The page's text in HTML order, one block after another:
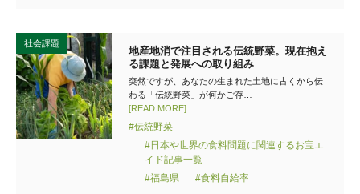
社会課題
地産地消で注目される伝統野菜。現在抱え
る課題と発展への取り組み
突然ですが、あなたの生まれた土地に古くから伝
わる「伝統野菜」が何かご存…
[READ MORE]
#伝統野菜
#日本や世界の食料問題に関連するお宝エ
イド記事一覧
#福島県
#食料自給率